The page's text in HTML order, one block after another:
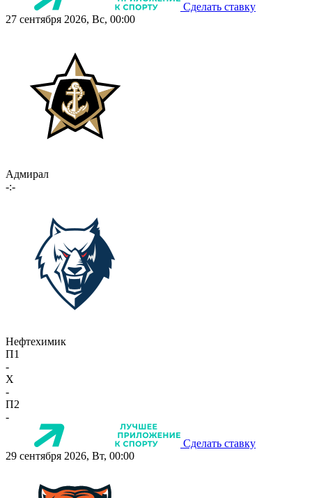
Сделать ставку
27 сентября 2026, Вс, 00:00
Адмирал
-:-
Нефтехимик
П1
-
X
-
П2
-
Сделать ставку
29 сентября 2026, Вт, 00:00